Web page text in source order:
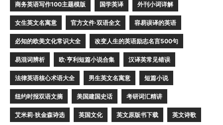
商务英语写作100主题模版 国学英译 外刊小词详解
女生英文名寓意 官方文件·双语全文 容易误译的英语
必知的欧美文化常识大全 改变人生的英语励志名言500句
易混词辨析 欧·亨利短篇小说合集 汉译英常见错误
法律英语核心术语大全 男生英文名寓意 短篇小说
纽约时报双语文摘 美国建国史话 考研词汇精讲
艾米莉·狄金森诗选 英国文化 英文原版书下载 英文诗歌